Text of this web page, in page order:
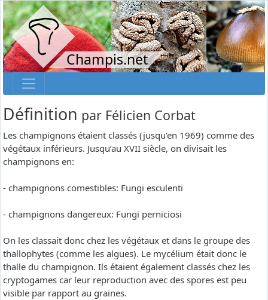
Champis.net
Définition par Félicien Corbat
Les champignons étaient classés (jusqu'en 1969) comme des
végétaux inférieurs. Jusqu’au XVII siècle, on divisait les
champignons en:
- champignons comestibles: Fungi esculenti
- champignons dangereux: Fungi perniciosi
On les classait donc chez les végétaux et dans le groupe des
thallophytes (comme les algues). Le mycélium était donc le
thalle du champignon. Ils étaient également classés chez les
cryptogames car leur reproduction avec des spores est peu
visible par rapport au graines.